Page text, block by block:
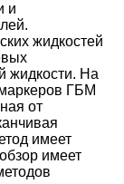
и
жидкостей
жидкости. На
ГБМ
от
имеет
имеет